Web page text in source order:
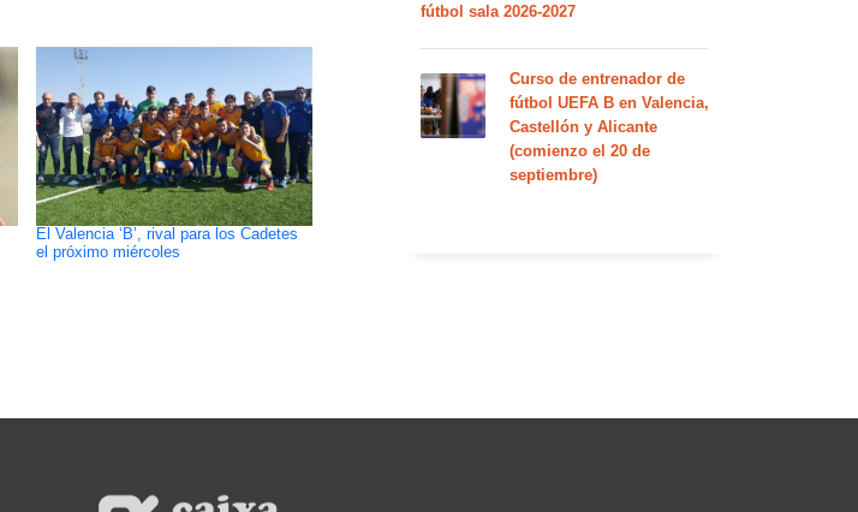
El Valencia ‘B’, rival para los Cadetes
el próximo miércoles
fútbol sala 2026-2027
Curso de entrenador de
fútbol UEFA B en Valencia,
Castellón y Alicante
(comienzo el 20 de
septiembre)